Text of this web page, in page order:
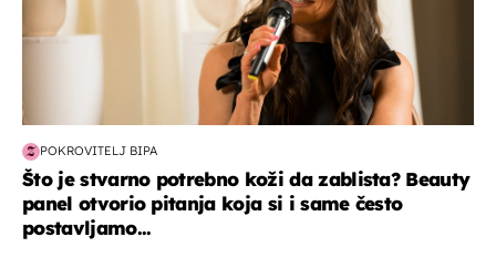
POKROVITELJ BIPA
Što je stvarno potrebno koži da zablista? Beauty
panel otvorio pitanja koja si i same često
postavljamo...